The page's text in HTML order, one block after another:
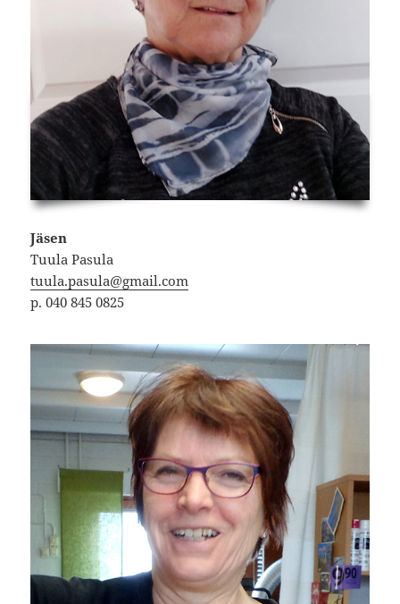
Jäsen
Tuula Pasula
tuula.pasula@gmail.com
p. 040 845 0825